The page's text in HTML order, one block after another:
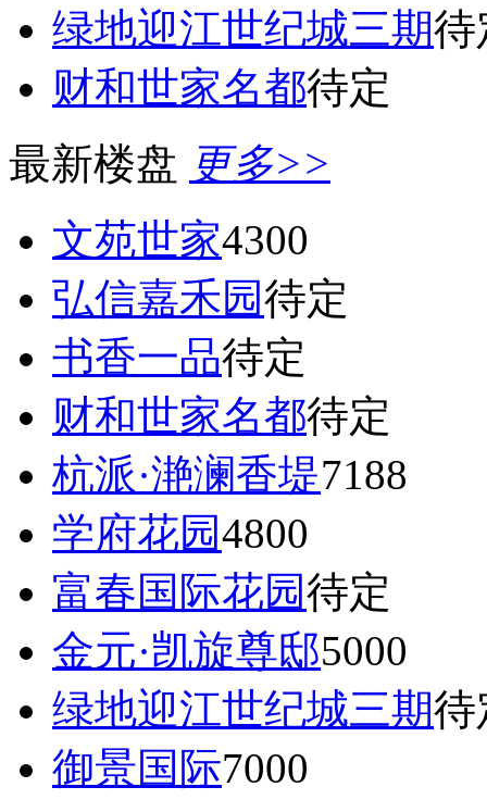
绿地迎江世纪城三期待
财和世家名都待定
最新楼盘 更多>>
文苑世家4300
弘信嘉禾园待定
书香一品待定
财和世家名都待定
杭派·滟澜香堤7188
学府花园4800
富春国际花园待定
金元·凯旋尊邸5000
绿地迎江世纪城三期待
御景国际7000